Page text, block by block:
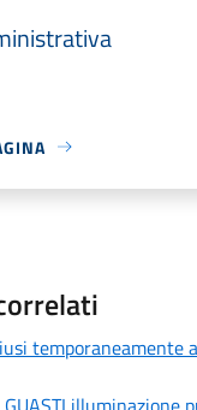
temporaneamente